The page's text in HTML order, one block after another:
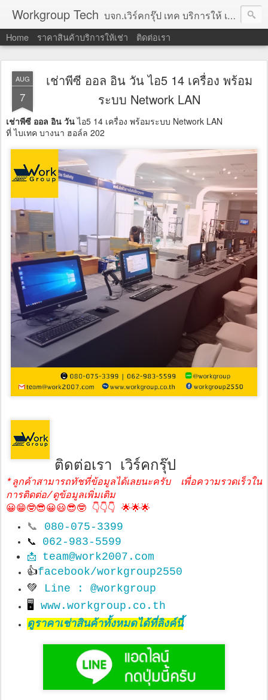
Workgroup Tech บจก.เวิร์คกรุ๊ป เทค บริการให้ เช่าคอมพิวเตอร์ โน้ตบุ๊ค โปรเจคเตอร์ ทีวีจอแบน จอทัชสกรีน ตู้คีออส วีดีโอวอล และอุปกรณ์อื่น ๆ บริการให้เช่าเป็น รายวัน
Home ราคาสินค้าบริการให้เช่า ติดต่อเรา
AUG
7
เช่าพีซี ออล อิน วัน ไอ5 14 เครื่อง พร้อม
ระบบ Network LAN
เช่าพีซี ออล อิน วันไอ5 14 เครื่อง พร้อมระบบ Network LAN
ที่ ไบเทค บางนา ฮอล์ล 202
ติดต่อเรา เวิร์คกรุ๊ป
*ลูกค้าสามารถทัชที่ข้อมูลได้เลยนะครับ เพื่อความรวดเร็วใน
การติดต่อ/ดูข้อมูลเพิ่มเติม
😀😁🤓😎😀😃😎🤓 👇👇👇 🌟🌟🌟
📞 080-075-3399
📞 062-983-5599
📩 team@work2007.com
👍facebook/workgroup2550
💚 Line : @workgroup
🖥 www.workgroup.co.th
ดูราคาเช่าสินค้าทั้งหมดได้ที่ลิงค์นี้